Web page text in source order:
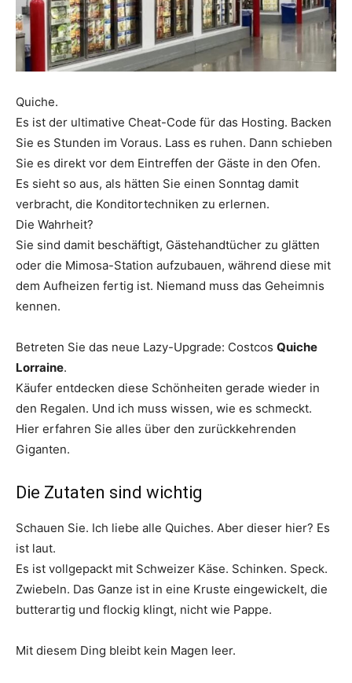
Quiche.
Es ist der ultimative Cheat-Code für das Hosting. Backen
Sie es Stunden im Voraus. Lass es ruhen. Dann schieben
Sie es direkt vor dem Eintreffen der Gäste in den Ofen.
Es sieht so aus, als hätten Sie einen Sonntag damit
verbracht, die Konditortechniken zu erlernen.
Die Wahrheit?
Sie sind damit beschäftigt, Gästehandtücher zu glätten
oder die Mimosa-Station aufzubauen, während diese mit
dem Aufheizen fertig ist. Niemand muss das Geheimnis
kennen.
Betreten Sie das neue Lazy-Upgrade: Costcos Quiche
Lorraine.
Käufer entdecken diese Schönheiten gerade wieder in
den Regalen. Und ich muss wissen, wie es schmeckt.
Hier erfahren Sie alles über den zurückkehrenden
Giganten.
Die Zutaten sind wichtig
Schauen Sie. Ich liebe alle Quiches. Aber dieser hier? Es
ist laut.
Es ist vollgepackt mit Schweizer Käse. Schinken. Speck.
Zwiebeln. Das Ganze ist in eine Kruste eingewickelt, die
butterartig und flockig klingt, nicht wie Pappe.
Mit diesem Ding bleibt kein Magen leer.